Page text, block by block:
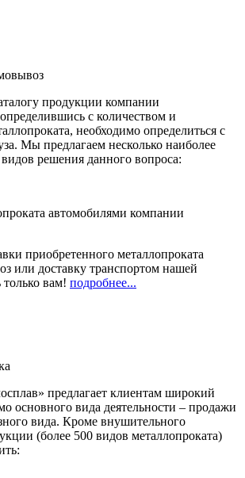
продукции компании
с количеством и
необходимо определиться с
Мы предлагаем несколько наиболее
решения данного вопроса:
автомобилями компании
приобретенного металлопроката
или доставку транспортом нашей
вам! подробнее...
предлагает клиентам широкий
основного вида деятельности – продажи
вида. Кроме внушительного
(более 500 видов металлопроката)